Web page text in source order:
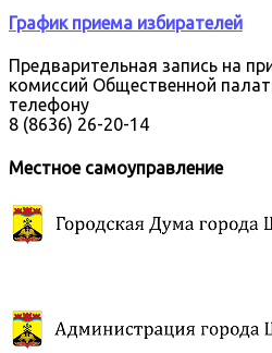
График приема избирателей
Предварительная запись на
комиссий Общественной
телефону
8 (8636) 26-20-14
Местное самоуправление